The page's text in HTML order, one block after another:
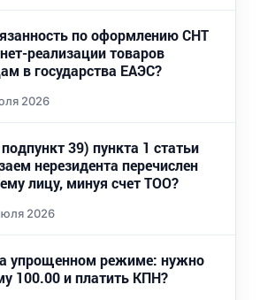
по оформлению СНТ
реализации товаров
в государства ЕАЭС?
2026
39) пункта 1 статьи
нерезидента перечислен
лицу, минуя счет ТОО?
2026
упрощенном режиме: нужно
100.00 и платить КПН?